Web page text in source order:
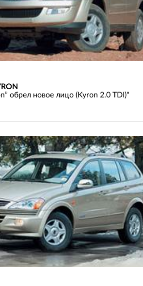
обрел новое лицо (Kyron 2.0 TDI)"